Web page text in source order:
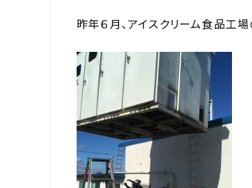
昨年６月、アイスクリーム食品工